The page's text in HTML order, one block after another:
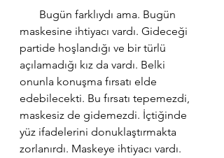
maskesine ihtiyacı vardı. Gideceği
partide hoşlandığı ve bir türlü
açılamadığı kız da vardı. Belki
onunla konuşma fırsatı elde
edebilecekti. Bu fırsatı tepemezdi,
maskesiz de gidemezdi. İçtiğinde
yüz ifadelerini donuklaştırmakta
zorlanırdı. Maskeye ihtiyacı vardı.